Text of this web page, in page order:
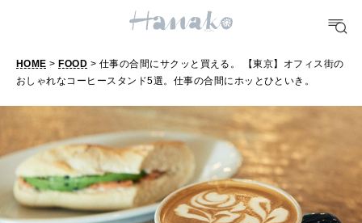
TRAVEL
FORTUNE
明日のわたし
[12星座別] Weekly Holoscope
[12星座別] Monthly Love Holoscope
HEALTH
自分にやさしく
HOME > FOOD > 仕事の合間にサクッと買える。 【東京】オフィス街の
おしゃれなコーヒースタンド5選。仕事の合間にホッとひといき。